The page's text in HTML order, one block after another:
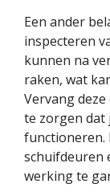
Een ander
inspecteren
kunnen na
raken, wat
Vervang
te zorgen dat
functioneren.
schuifdeuren
werking te